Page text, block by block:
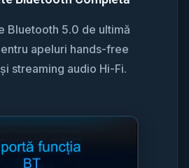
Bluetooth 5.0 de ultimă
apeluri hands-free
streaming audio Hi-Fi.